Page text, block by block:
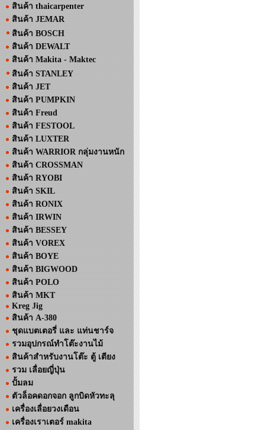
สินค้า thaicarpenter
สินค้า JEMAR
สินค้า BOSCH
สินค้า DEWALT
สินค้า Makita - Maktec
สินค้า STANLEY
สินค้า JET
สินค้า PUMPKIN
สินค้า Freud
สินค้า FESTOOL
สินค้า LUXTER
สินค้า WARRIOR กลุ่มงานหนัก
สินค้า CROSSMAN
สินค้า RYOBI
สินค้า SKIL
สินค้า RONIX
สินค้า IRWIN
สินค้า BESSEY
สินค้า VOREX
สินค้า BOYE
สินค้า BIGWOOD
สินค้า POLO
สินค้า MKT
Kreg Jig
สินค้า A-380
ชุดแบตเตอรี่ และ แท่นชาร์จ
รวมอุปกรณ์ทำโต๊ะงานไม้
สินค้าสำหรับงานโต๊ะ ตู้ เตียง
รวม เลื่อยญี่ปุ่น
ปั้มลม
ตัวล็อคดอกจอก ลูกบิดหัวทะลุ
เครื่องเลื่อยวงเดือน
เครื่องเราเตอร์ makita